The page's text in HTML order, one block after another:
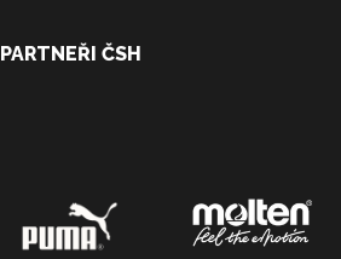
PARTNEŘI ČSH